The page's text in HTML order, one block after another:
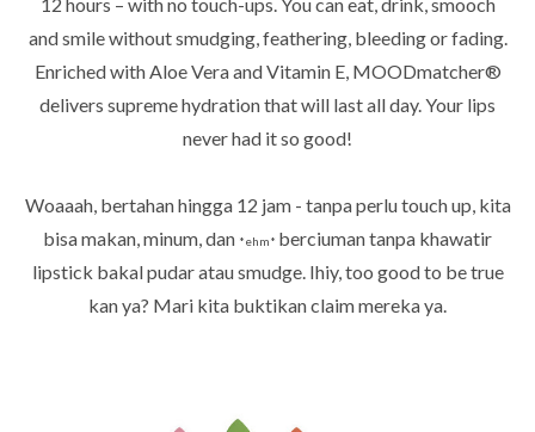
12 hours – with no touch-ups. You can eat, drink, smooch
and smile without smudging, feathering, bleeding or fading.
Enriched with Aloe Vera and Vitamin E, MOODmatcher®
delivers supreme hydration that will last all day. Your lips
never had it so good!
Woaaah, bertahan hingga 12 jam - tanpa perlu touch up, kita
bisa makan, minum, dan *ehm* berciuman tanpa khawatir
lipstick bakal pudar atau smudge. Ihiy, too good to be true
kan ya? Mari kita buktikan claim mereka ya.